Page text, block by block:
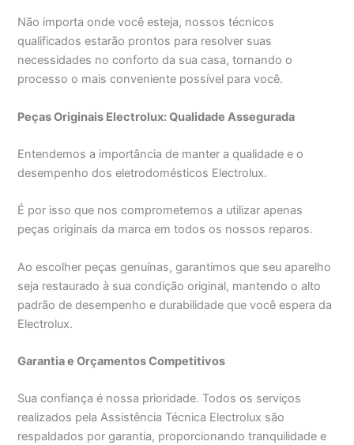
Não importa onde você esteja, nossos técnicos
qualificados estarão prontos para resolver suas
necessidades no conforto da sua casa, tornando o
processo o mais conveniente possível para você.
Peças Originais Electrolux: Qualidade Assegurada
Entendemos a importância de manter a qualidade e o
desempenho dos eletrodomésticos Electrolux.
É por isso que nos comprometemos a utilizar apenas
peças originais da marca em todos os nossos reparos.
Ao escolher peças genuínas, garantimos que seu aparelho
seja restaurado à sua condição original, mantendo o alto
padrão de desempenho e durabilidade que você espera da
Electrolux.
Garantia e Orçamentos Competitivos
Sua confiança é nossa prioridade. Todos os serviços
realizados pela Assistência Técnica Electrolux são
respaldados por garantia, proporcionando tranquilidade e